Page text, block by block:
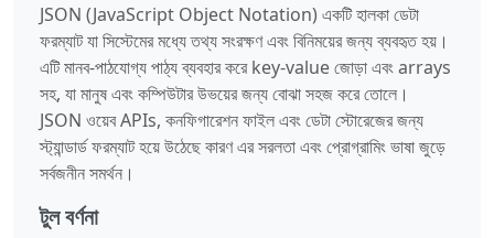
JSON (JavaScript Object Notation) একটি হালকা ডেটা
ফরম্যাট যা সিস্টেমের মধ্যে তথ্য সংরক্ষণ এবং বিনিময়ের জন্য ব্যবহৃত হয়।
এটি মানব-পাঠযোগ্য পাঠ্য ব্যবহার করে key-value জোড়া এবং arrays
সহ, যা মানুষ এবং কম্পিউটার উভয়ের জন্য বোঝা সহজ করে তোলে।
JSON ওয়েব APIs, কনফিগারেশন ফাইল এবং ডেটা স্টোরেজের জন্য
স্ট্যান্ডার্ড ফরম্যাট হয়ে উঠেছে কারণ এর সরলতা এবং প্রোগ্রামিং ভাষা জুড়ে
সর্বজনীন সমর্থন।
টুল বর্ণনা